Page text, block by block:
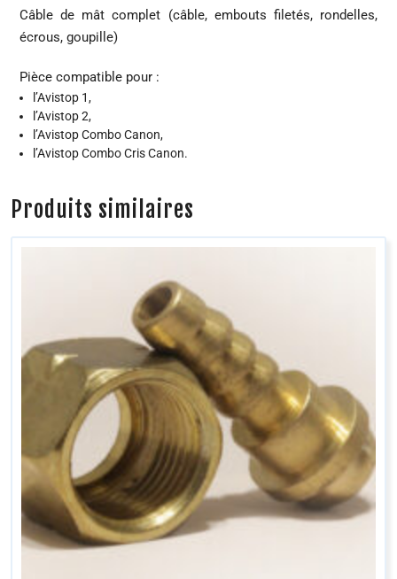
Câble de mât complet (câble, embouts filetés, rondelles,
écrous, goupille)
Pièce compatible pour :
l’Avistop 1,
l’Avistop 2,
l’Avistop Combo Canon,
l’Avistop Combo Cris Canon.
Produits similaires